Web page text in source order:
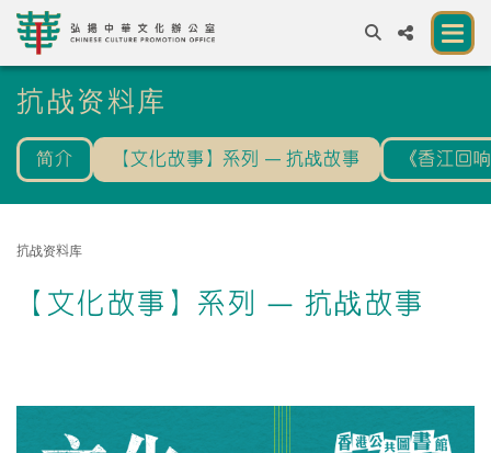
EN 繁簡
关于我们
展览及活动
合作伙伴
抗战资料库
简介 【文化故事】系列 — 抗战故事 《香江回
抗战资料库
【文化故事】系列 — 抗战故事